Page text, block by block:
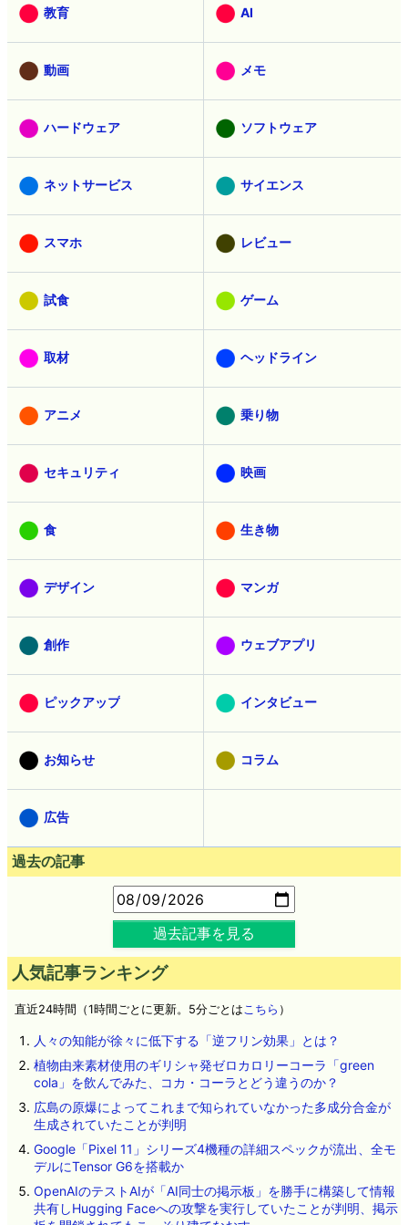
教育 AI
動画 メモ
ハードウェア ソフトウェア
ネットサービス サイエンス
スマホ レビュー
試食 ゲーム
取材 ヘッドライン
アニメ 乗り物
セキュリティ 映画
食 生き物
デザイン マンガ
創作 ウェブアプリ
ピックアップ インタビュー
お知らせ コラム
広告
過去の記事
過去記事を見る
人気記事ランキング
直近24時間（1時間ごとに更新。5分ごとはこちら ）
人々の知能が徐々に低下する「逆フリン効果」とは？
植物由来素材使用のギリシャ発ゼロカロリーコーラ「green
cola」を飲んでみた、コカ・コーラとどう違うのか？
広島の原爆によってこれまで知られていなかった多成分合金が
生成されていたことが判明
Google「Pixel 11」シリーズ4機種の詳細スペックが流出、全モ
デルにTensor G6を搭載か
OpenAIのテストAIが「AI同士の掲示板」を勝手に構築して情報
共有しHugging Faceへの攻撃を実行していたことが判明、掲示